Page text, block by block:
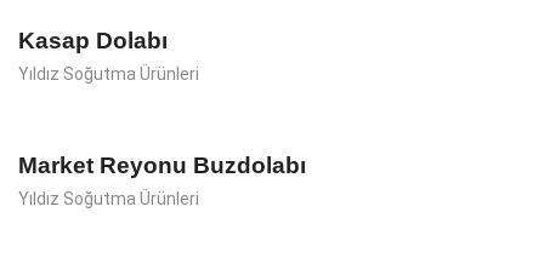
Kasap Dolabı
Yıldız Soğutma Ürünleri
Market Reyonu Buzdolabı
Yıldız Soğutma Ürünleri